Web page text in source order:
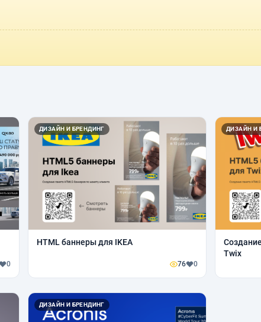
0
ДИЗАЙН И БРЕНДИНГ
HTML баннеры для IKEA
76 0
ДИЗАЙН И
Twix
ДИЗАЙН И БРЕНДИНГ